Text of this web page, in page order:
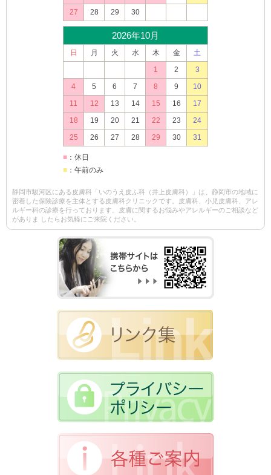
27
28 29 30
2026年10月
日 月 火 水 木 金
土
1
2
3
4
5 6 7 8 9
10
11
12 13 14 15 16
17
18
19 20 21 22 23
24
25
26 27 28 29 30 31
■ ：休日
■ ：午前のみ
静岡市駿河区にある皮膚科「いのうえ皮ふ科（井上皮膚科）」は、静岡市の地域に
密着した保険診療を主体とする皮膚科クリニックです。皮膚科、小児皮膚科、アレ
ルギー科の診療を行っております。皮膚に関するお悩みやアレルギーのご相談など
がありま したらお気軽にご来院ください。